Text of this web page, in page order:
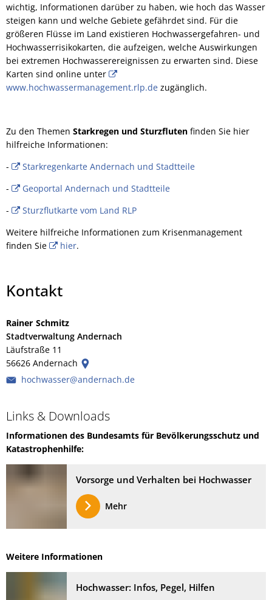
wichtig, Informationen darüber zu haben, wie hoch das Wasser
steigen kann und welche Gebiete gefährdet sind. Für die
größeren Flüsse im Land existieren Hochwassergefahren- und
Hochwasserrisikokarten, die aufzeigen, welche Auswirkungen
bei extremen Hochwasserereignissen zu erwarten sind. Diese
Karten sind online unter
www.hochwassermanagement.rlp.de zugänglich.
Zu den Themen Starkregen und Sturzfluten finden Sie hier
hilfreiche Informationen:
-
Starkregenkarte Andernach und Stadtteile
-
Geoportal Andernach und Stadtteile
-
Sturzflutkarte vom Land RLP
Weitere hilfreiche Informationen zum Krisenmanagement
finden Sie
hier.
Kontakt
Rainer Schmitz
Stadtverwaltung Andernach
Läufstraße 11
56626 Andernach
hochwasser@andernach.de
Links & Downloads
Informationen des Bundesamts für Bevölkerungsschutz und
Katastrophenhilfe:
Vorsorge und Verhalten bei Hochwasser
Mehr
Weitere Informationen
Hochwasser: Infos, Pegel, Hilfen